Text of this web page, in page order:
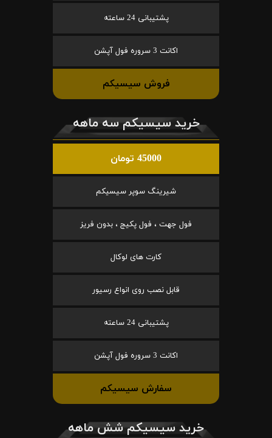
پشتیبانی 24 ساعته
اکانت 3 سروره فول آپشن
فروش سیسیکم
خرید سیسیکم سه ماهه
45000 تومان
شیرینگ سوپر سیسیکم
فول جهت ، فول پکیج ، بدون فریز
کارت های لوکال
قابل نصب روی انواع رسیور
پشتیبانی 24 ساعته
اکانت 3 سروره فول آپشن
سفارش سیسیکم
خرید سیسیکم شش ماهه